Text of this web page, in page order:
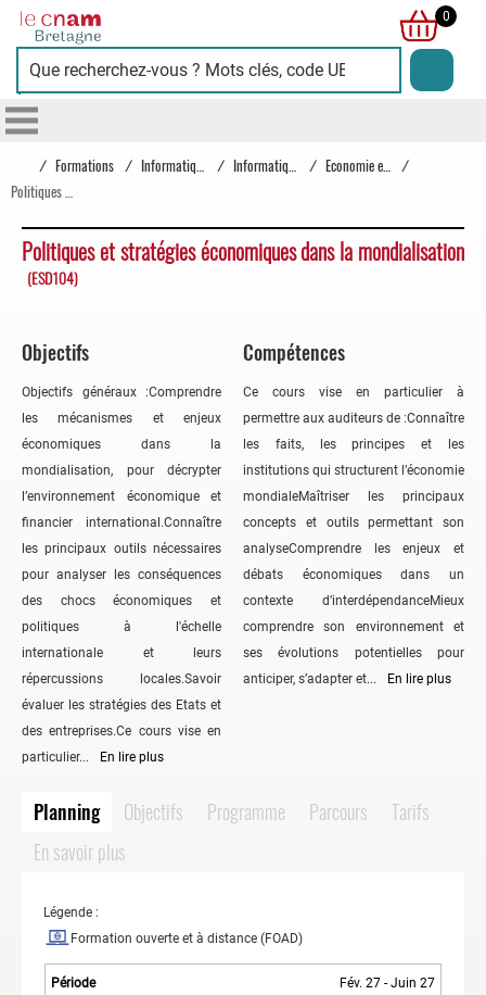
Cnam
Bretagne
0
/ Formations / / /
/
Politiques et stratégies économiques dans la mondialisation
(ESD104)
Objectifs
Objectifs généraux :Comprendre
les mécanismes et enjeux
économiques dans la
mondialisation, pour décrypter
l’environnement économique et
financier international.Connaître
les principaux outils nécessaires
pour analyser les conséquences
des chocs économiques et
politiques à l'échelle
internationale et leurs
répercussions locales.Savoir
évaluer les stratégies des Etats et
des entreprises.Ce cours vise en
particulier...
En lire plus
Compétences
Ce cours vise en particulier à
permettre aux auditeurs de :Connaître
les faits, les principes et les
institutions qui structurent l’économie
mondialeMaîtriser les principaux
concepts et outils permettant son
analyseComprendre les enjeux et
débats économiques dans un
contexte d’interdépendanceMieux
comprendre son environnement et
ses évolutions potentielles pour
anticiper, s’adapter et...
En lire plus
Planning Objectifs Programme Parcours
Tarifs
En savoir plus
Légende :
Formation ouverte et à distance (FOAD)
Fév. 27 - Juin 27